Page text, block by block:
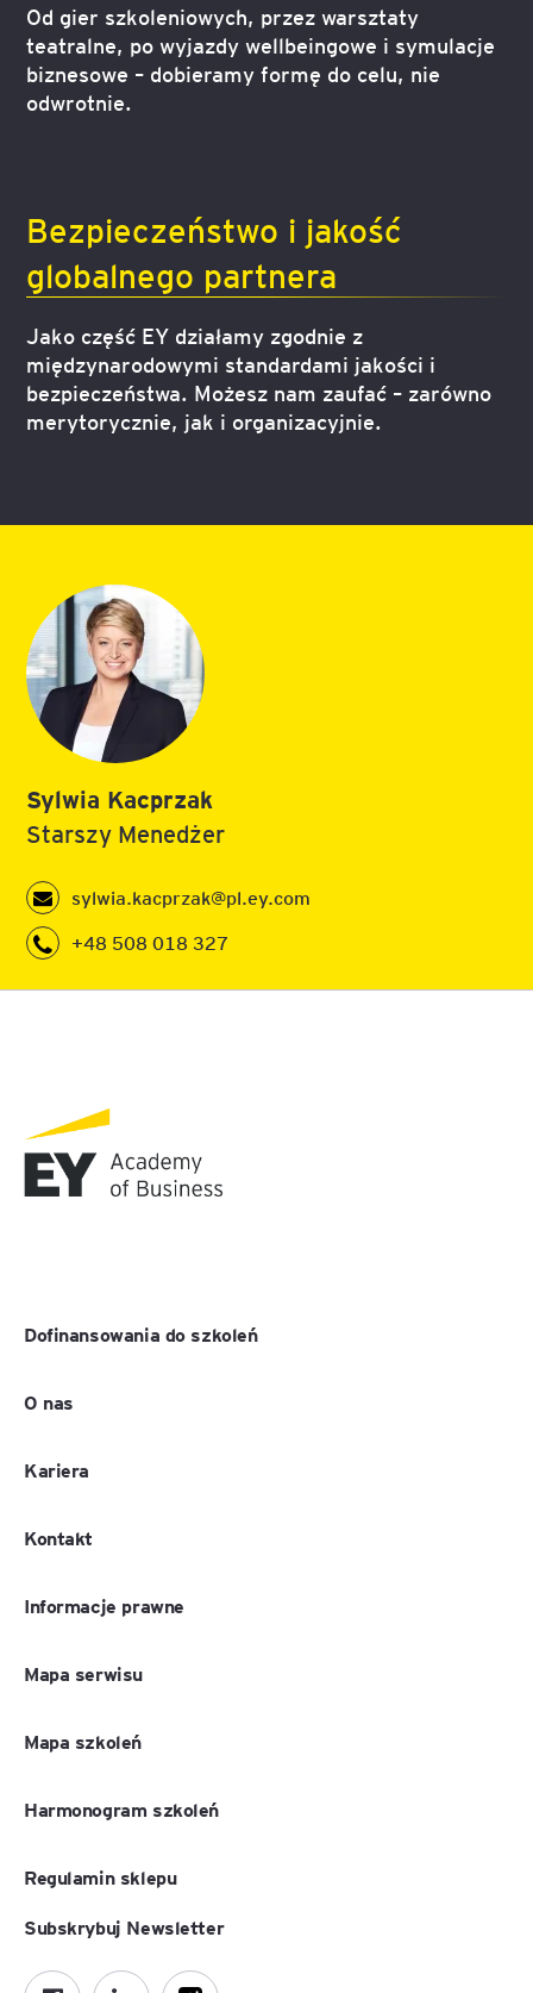
Od gier szkoleniowych, przez warsztaty
teatralne, po wyjazdy wellbeingowe i symulacje
biznesowe – dobieramy formę do celu, nie
odwrotnie.
Bezpieczeństwo i jakość
globalnego partnera
Jako część EY działamy zgodnie z
międzynarodowymi standardami jakości i
bezpieczeństwa. Możesz nam zaufać – zarówno
merytorycznie, jak i organizacyjnie.
Sylwia Kacprzak
Starszy Menedżer
sylwia.kacprzak@pl.ey.com
+48 508 018 327
Dofinansowania do szkoleń
O nas
Kariera
Kontakt
Informacje prawne
Mapa serwisu
Mapa szkoleń
Harmonogram szkoleń
Regulamin sklepu
Subskrybuj Newsletter